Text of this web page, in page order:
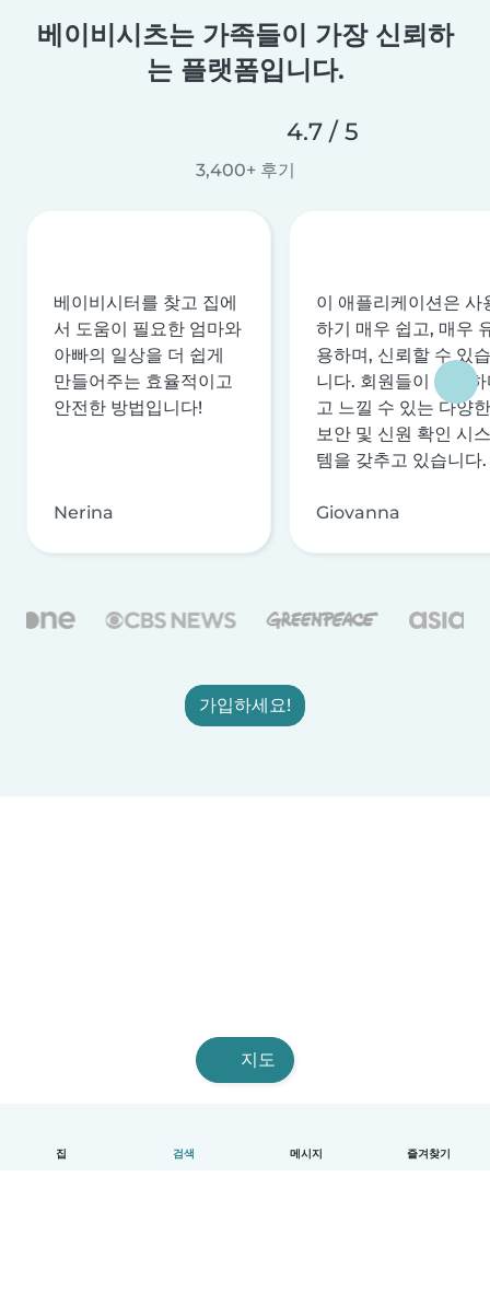
집 검색 메시지 즐겨찾기
베이비시츠는 가족들이 가장 신뢰하
는 플랫폼입니다.
4.7 / 5
3,400+ 후기
베이비시터를 찾고 집에
서 도움이 필요한 엄마와
아빠의 일상을 더 쉽게
만들어주는 효율적이고
안전한 방법입니다!
Nerina
이 애플리케이션은 사
하기 매우 쉽고, 매우
용하며, 신뢰할 수 있습
니다. 회원들이 안전
고 느낄 수 있는 다양한
보안 및 신원 확인 시스
템을 갖추고 있습니다.
Giovanna
가입하세요!
지도